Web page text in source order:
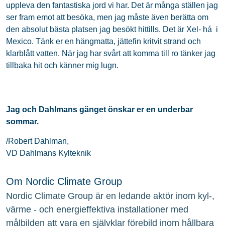
uppleva den fantastiska jord vi har. Det är många ställen jag
ser fram emot att besöka, men jag måste även berätta om
den absolut bästa platsen jag besökt hittills. Det är Xel- há i
Mexico. Tänk er en hängmatta, jättefin kritvit strand och
klarblått vatten. När jag har svårt att komma till ro tänker jag
tillbaka hit och känner mig lugn.
Jag och Dahlmans gänget önskar er en underbar
sommar.
/Robert Dahlman,
VD Dahlmans Kylteknik
Om Nordic Climate Group
Nordic Climate Group är en ledande aktör inom kyl-,
värme - och energieffektiva installationer med
målbilden att vara en självklar förebild inom hållbara